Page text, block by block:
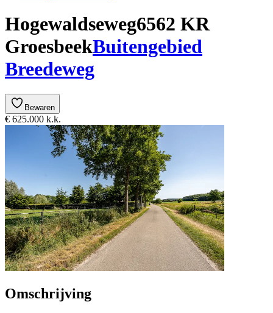
Hogewaldseweg6562 KR
GroesbeekBuitengebied
Breedeweg
Bewaren
€ 625.000 k.k.
Omschrijving